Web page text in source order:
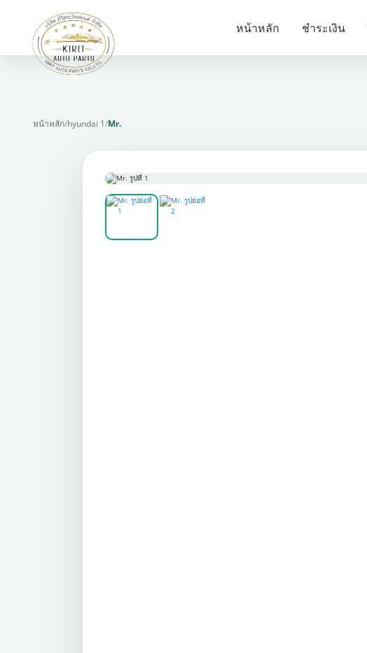
หน้าหลัก ชำระเงิน
หน้าหลัก/hyundai 1/Mr.